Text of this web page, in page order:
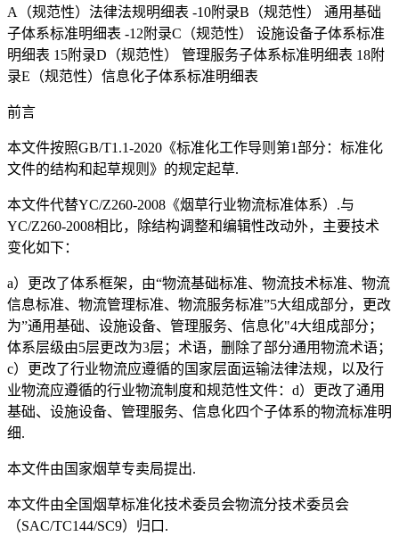
A（规范性）法律法规明细表 -10附录B（规范性） 通用基础
子体系标准明细表 -12附录C（规范性） 设施设备子体系标准
明细表 15附录D（规范性） 管理服务子体系标准明细表 18附
录E（规范性）信息化子体系标准明细表
前言
本文件按照GB/T1.1-2020《标准化工作导则第1部分：标准化
文件的结构和起草规则》的规定起草.
本文件代替YC/Z260-2008《烟草行业物流标准体系）.与
YC/Z260-2008相比，除结构调整和编辑性改动外，主要技术
变化如下：
a）更改了体系框架，由“物流基础标准、物流技术标准、物流
信息标准、物流管理标准、物流服务标准”5大组成部分，更改
为”通用基础、设施设备、管理服务、信息化"4大组成部分；
体系层级由5层更改为3层；术语，删除了部分通用物流术语；
c）更改了行业物流应遵循的国家层面运输法律法规，以及行
业物流应遵循的行业物流制度和规范性文件：d）更改了通用
基础、设施设备、管理服务、信息化四个子体系的物流标准明
细.
本文件由国家烟草专卖局提出.
本文件由全国烟草标准化技术委员会物流分技术委员会
（SAC/TC144/SC9）归口.